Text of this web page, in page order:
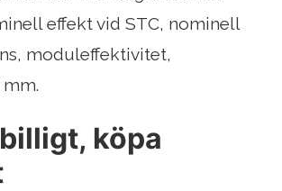
effekt vid STC, nominell
moduleffektivitet,
köpa